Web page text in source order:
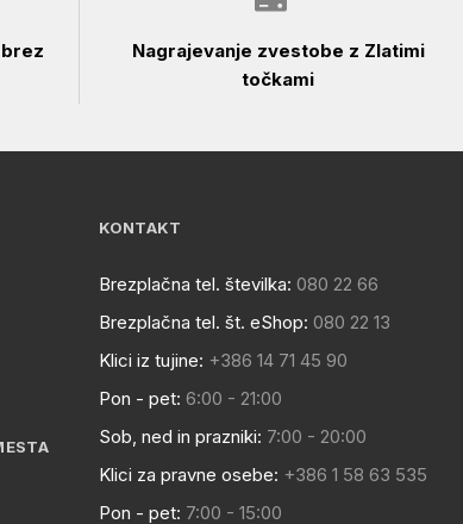
Nagrajevanje zvestobe z Zlatimi
točkami
KONTAKT
Brezplačna tel. številka: 080 22 66
Brezplačna tel. št. eShop: 080 22 13
Klici iz tujine: +386 14 71 45 90
Pon - pet: 6:00 - 21:00
Sob, ned in prazniki: 7:00 - 20:00
Klici za pravne osebe: +386 1 58 63 535
Pon - pet: 7:00 - 15:00